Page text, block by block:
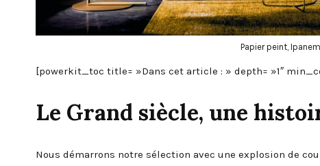
Papier peint,
[powerkit_toc title= »Dans cet article : » depth= »1″
Le Grand siècle, une
Nous démarrons notre sélection avec une explosion de